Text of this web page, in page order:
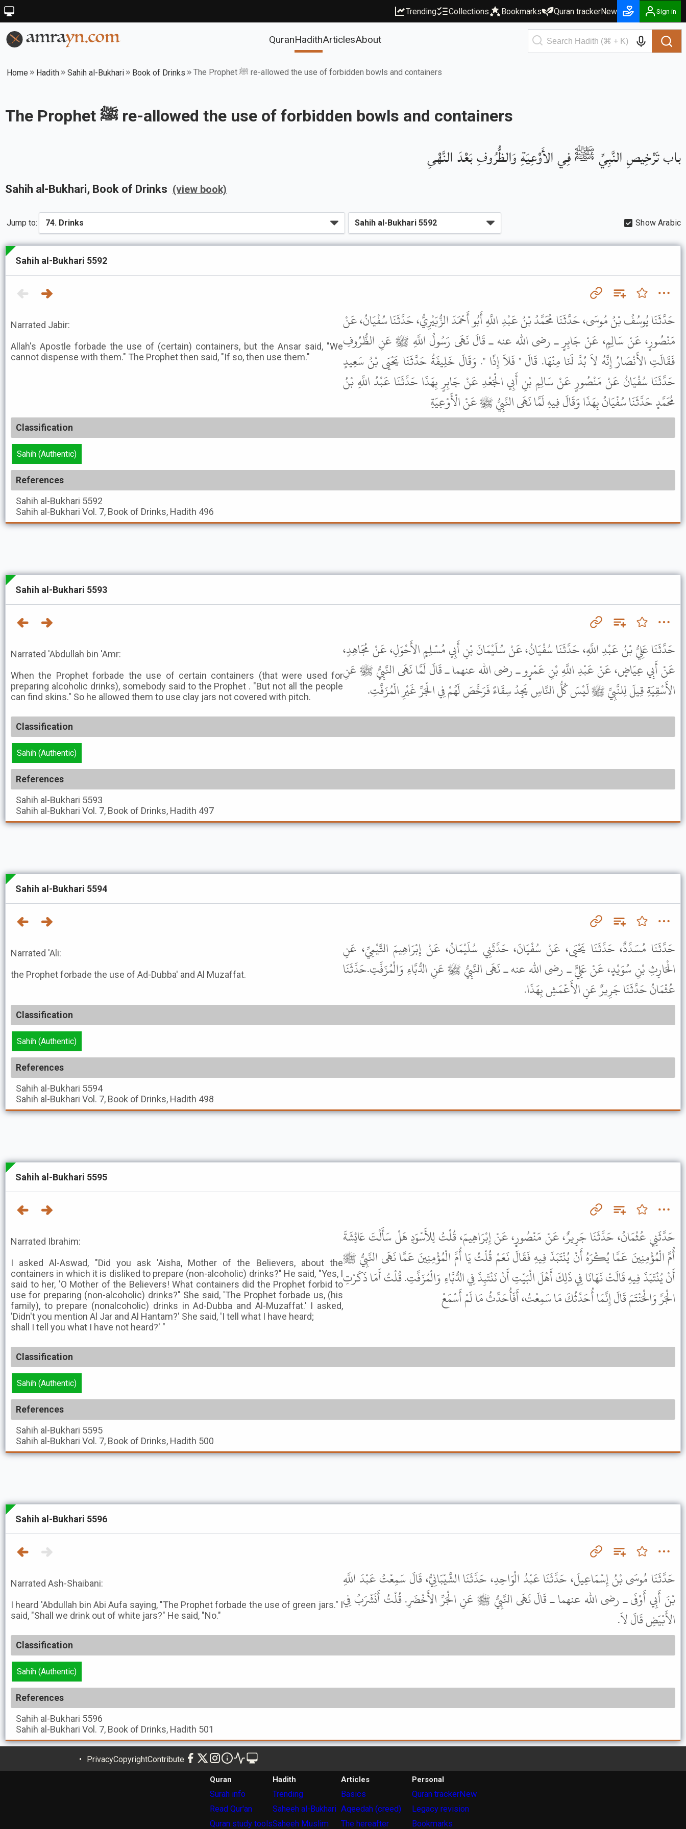
Trending Collections Bookmarks Quran trackerNew Sign in
QuranHadithArticlesAbout
Home Hadith Sahih al-Bukhari Book of Drinks The Prophet ﷺ re-allowed the use of forbidden bowls and containers
The Prophet ﷺ re-allowed the use of forbidden bowls and containers
باب تَرْخِيصِ النَّبِيِّ ﷺ فِي الأَوْعِيَةِ وَالظُّرُوفِ بَعْدَ النَّهْىِ
Sahih al-Bukhari, Book of Drinks (view book)
Jump to: Show Arabic
Sahih al-Bukhari 5592
Narrated Jabir:
Allah's Apostle forbade the use of (certain) containers, but the Ansar said, "We
cannot dispense with them." The Prophet then said, "If so, then use them."
حَدَّثَنَا يُوسُفُ بْنُ مُوسَى، حَدَّثَنَا مُحَمَّدُ بْنُ عَبْدِ اللَّهِ أَبُو أَحْمَدَ الزُّبَيْرِيُّ، حَدَّثَنَا سُفْيَانُ، عَنْ
مَنْصُورٍ، عَنْ سَالِمٍ، عَنْ جَابِرٍ ـ رضى الله عنه ـ قَالَ نَهَى رَسُولُ اللَّهِ ﷺ عَنِ الظُّرُوفِ
فَقَالَتِ الأَنْصَارُ إِنَّهُ لاَ بُدَّ لَنَا مِنْهَا. قَالَ " فَلاَ إِذًا ". وَقَالَ خَلِيفَةُ حَدَّثَنَا يَحْيَى بْنُ سَعِيدٍ
حَدَّثَنَا سُفْيَانُ عَنْ مَنْصُورٍ عَنْ سَالِمِ بْنِ أَبِي الْجَعْدِ عَنْ جَابِرٍ بِهَذَا حَدَّثَنَا عَبْدُ اللَّهِ بْنُ
مُحَمَّدٍ حَدَّثَنَا سُفْيَانُ بِهَذَا وَقَالَ فِيهِ لَمَّا نَهَى النَّبِيُّ ﷺ عَنْ الْأَوْعِيَةِ
Classification
Sahih (Authentic)
References
Sahih al-Bukhari 5592
Sahih al-Bukhari Vol. 7, Book of Drinks, Hadith 496
Sahih al-Bukhari 5593
Narrated 'Abdullah bin 'Amr:
When the Prophet forbade the use of certain containers (that were used for
preparing alcoholic drinks), somebody said to the Prophet . "But not all the people
can find skins." So he allowed them to use clay jars not covered with pitch.
حَدَّثَنَا عَلِيُّ بْنُ عَبْدِ اللَّهِ، حَدَّثَنَا سُفْيَانُ، عَنْ سُلَيْمَانَ بْنِ أَبِي مُسْلِمٍ الأَحْوَلِ، عَنْ مُجَاهِدٍ،
عَنْ أَبِي عِيَاضٍ، عَنْ عَبْدِ اللَّهِ بْنِ عَمْرٍو ـ رضى الله عنهما ـ قَالَ لَمَّا نَهَى النَّبِيُّ ﷺ عَنِ
الأَسْقِيَةِ قِيلَ لِلنَّبِيِّ ﷺ لَيْسَ كُلُّ النَّاسِ يَجِدُ سِقَاءً فَرَخَّصَ لَهُمْ فِي الْجَرِّ غَيْرِ الْمُزَفَّتِ.
Classification
Sahih (Authentic)
References
Sahih al-Bukhari 5593
Sahih al-Bukhari Vol. 7, Book of Drinks, Hadith 497
Sahih al-Bukhari 5594
Narrated 'Ali:
the Prophet forbade the use of Ad-Dubba' and Al Muzaffat.
حَدَّثَنَا مُسَدَّدٌ، حَدَّثَنَا يَحْيَى، عَنْ سُفْيَانَ، حَدَّثَنِي سُلَيْمَانُ، عَنْ إِبْرَاهِيمَ التَّيْمِيِّ، عَنِ
الْحَارِثِ بْنِ سُوَيْدٍ، عَنْ عَلِيٍّ ـ رضى الله عنه ـ نَهَى النَّبِيُّ ﷺ عَنِ الدُّبَّاءِ وَالْمُزَفَّتِ.حَدَّثَنَا
عُثْمَانُ حَدَّثَنَا جَرِيرٌ عَنِ الأَعْمَشِ بِهَذَا.
Classification
Sahih (Authentic)
References
Sahih al-Bukhari 5594
Sahih al-Bukhari Vol. 7, Book of Drinks, Hadith 498
Sahih al-Bukhari 5595
Narrated Ibrahim:
I asked Al-Aswad, "Did you ask 'Aisha, Mother of the Believers, about the
containers in which it is disliked to prepare (non-alcoholic) drinks?" He said, "Yes, I
said to her, 'O Mother of the Believers! What containers did the Prophet forbid to
use for preparing (non-alcoholic) drinks?" She said, 'The Prophet forbade us, (his
family), to prepare (nonalcoholic) drinks in Ad-Dubba and Al-Muzaffat.' I asked,
'Didn't you mention Al Jar and Al Hantam?' She said, 'I tell what I have heard;
shall I tell you what I have not heard?' "
حَدَّثَنِي عُثْمَانُ، حَدَّثَنَا جَرِيرٌ، عَنْ مَنْصُورٍ، عَنْ إِبْرَاهِيمَ، قُلْتُ لِلأَسْوَدِ هَلْ سَأَلْتَ عَائِشَةَ
أُمَّ الْمُؤْمِنِينَ عَمَّا يُكْرَهُ أَنْ يُنْتَبَذَ فِيهِ فَقَالَ نَعَمْ قُلْتُ يَا أُمَّ الْمُؤْمِنِينَ عَمَّا نَهَى النَّبِيُّ ﷺ
أَنْ يُنْتَبَذَ فِيهِ قَالَتْ نَهَانَا فِي ذَلِكَ أَهْلَ الْبَيْتِ أَنْ نَنْتَبِذَ فِي الدُّبَّاءِ وَالْمُزَفَّتِ. قُلْتُ أَمَا ذَكَرْتِ
الْجَرَّ وَالْحَنْتَمَ قَالَ إِنَّمَا أُحَدِّثُكَ مَا سَمِعْتُ، أَفَأُحَدِّثُ مَا لَمْ أَسْمَعْ
Classification
Sahih (Authentic)
References
Sahih al-Bukhari 5595
Sahih al-Bukhari Vol. 7, Book of Drinks, Hadith 500
Sahih al-Bukhari 5596
Narrated Ash-Shaibani:
I heard 'Abdullah bin Abi Aufa saying, "The Prophet forbade the use of green jars." I
said, "Shall we drink out of white jars?" He said, "No."
حَدَّثَنَا مُوسَى بْنُ إِسْمَاعِيلَ، حَدَّثَنَا عَبْدُ الْوَاحِدِ، حَدَّثَنَا الشَّيْبَانِيُّ، قَالَ سَمِعْتُ عَبْدَ اللَّهِ
بْنَ أَبِي أَوْفَى ـ رضى الله عنهما ـ قَالَ نَهَى النَّبِيُّ ﷺ عَنِ الْجَرِّ الأَخْضَرِ. قُلْتُ أَنَشْرَبُ فِي
الأَبْيَضِ قَالَ لاَ.
Classification
Sahih (Authentic)
References
Sahih al-Bukhari 5596
Sahih al-Bukhari Vol. 7, Book of Drinks, Hadith 501
PrivacyCopyrightContribute
Quran
Surah info
Read Qur'an
Quran study tools
Hadith
Trending
Saheeh al-Bukhari
Saheeh Muslim
Articles
Basics
Aqeedah (creed)
The hereafter
Personal
Quran trackerNew
Legacy revision
Bookmarks